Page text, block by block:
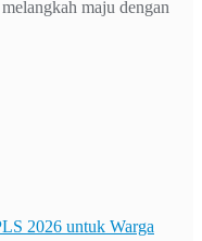
maju dengan
2026 untuk Warga